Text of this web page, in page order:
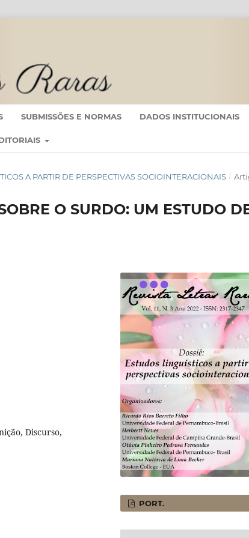
SUBMISSÕES E NORMAS DADOS INSTITUCIONAIS
A PARTIR DE PERSPECTIVAS SOCIOINTERACIONAIS /
O SURDO: UM ESTUDO
Discurso,
PORT.